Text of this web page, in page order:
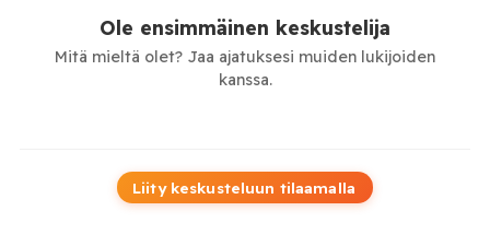
Ole ensimmäinen keskustelija
Mitä mieltä olet? Jaa ajatuksesi muiden lukijoiden
kanssa.
Liity keskusteluun tilaamalla